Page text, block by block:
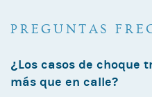
PREGUNTAS
¿Los casos de choque
más que en calle?